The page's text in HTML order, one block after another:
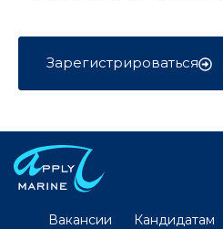
Зарегистрироваться
Вакансии Кандидатам